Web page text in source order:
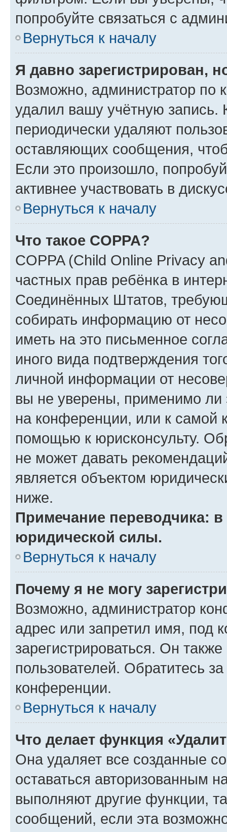
попробуйте связаться с
Вернуться к началу
Я давно зарегистрирован,
Возможно, администратор по
удалил вашу учётную запись.
периодически удаляют
оставляющих сообщения,
Если это произошло,
активнее участвовать в
Вернуться к началу
Что такое COPPA?
COPPA (Child Online Privacy
частных прав ребёнка в
Соединённых Штатов,
собирать информацию от
иметь на это письменное
иного вида подтверждения
личной информации от
вы не уверены, применимо ли
на конференции, или к самой
помощью к юрисконсульту.
не может давать
является объектом
ниже.
Примечание переводчика:
юридической силы.
Вернуться к началу
Почему я не могу
Возможно, администратор
адрес или запретил имя, под
зарегистрироваться. Он
пользователей. Обратитесь
конференции.
Вернуться к началу
Что делает функция
Она удаляет все созданные
оставаться авторизованным
выполняют другие функции,
сообщений, если эта